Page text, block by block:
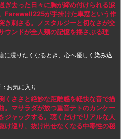
ぎ去った日々に胸が締め付けられる涙
Farewell225が手掛けた車窓という作
き刺さる。ノスタルジーと切なさが交
ウンドが全人類の記憶を揺さぶる理
に浸りたくなるとき、心へ優しく染み込
: お気に入り
くささと絶妙な距離感を軽快な音で描
。マサラダが放つ重音テトのカンケー
ジャックする。聴くだけでリアルな人
け巡り、抜け出せなくなる中毒性の秘